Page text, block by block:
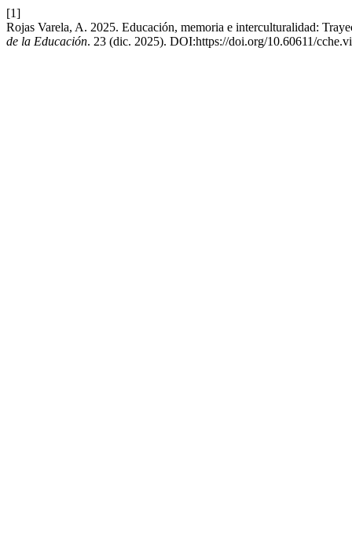
[1]
Rojas Varela, A. 2025. Educación, memoria e interculturalidad:
de la Educación. 23 (dic. 2025). DOI:https://doi.org/10.60611/